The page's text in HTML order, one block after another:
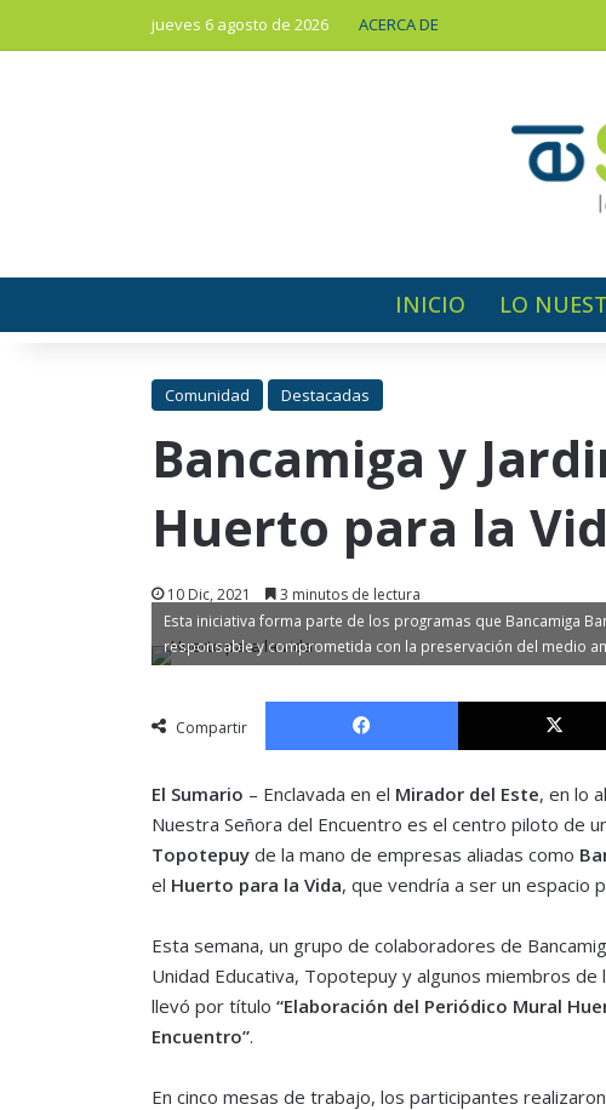
jueves 6 agosto de 2026 ACERCA DE
INICIO LO
Comunidad Destacadas
Bancamiga y
Huerto para la
10 Dic, 2021 3 minutos de lectura
Esta iniciativa forma parte de los programas que Bancamiga
responsable y comprometida con la preservación del medio
Compartir
Facebook
El Sumario – Enclavada en el Mirador del Este, en lo
Nuestra Señora del Encuentro es el centro piloto de
Topotepuyde la mano de empresas aliadas como
el Huerto para la Vida, que vendría a ser un espacio
Esta semana, un grupo de colaboradores de
Unidad Educativa, Topotepuy y algunos miembros de
llevó por título “Elaboración del Periódico Mural
Encuentro”.
En cinco mesas de trabajo, los participantes